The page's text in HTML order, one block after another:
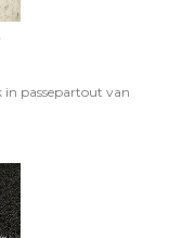
in passepartout van